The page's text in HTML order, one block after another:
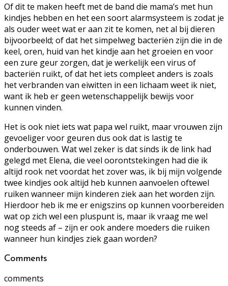
Of dit te maken heeft met de band die mama’s met hun
kindjes hebben en het een soort alarmsysteem is zodat je
als ouder weet wat er aan zit te komen, net al bij dieren
bijvoorbeeld; of dat het simpelweg bacteriën zijn die in de
keel, oren, huid van het kindje aan het groeien en voor
een zure geur zorgen, dat je werkelijk een virus of
bacteriën ruikt, of dat het iets compleet anders is zoals
het verbranden van eiwitten in een lichaam weet ik niet,
want ik heb er geen wetenschappelijk bewijs voor
kunnen vinden.
Het is ook niet iets wat papa wel ruikt, maar vrouwen zijn
gevoeliger voor geuren dus ook dat is lastig te
onderbouwen. Wat wel zeker is dat sinds ik de link had
gelegd met Elena, die veel oorontstekingen had die ik
altijd rook net voordat het zover was, ik bij mijn volgende
twee kindjes ook altijd heb kunnen aanvoelen oftewel
ruiken wanneer mijn kinderen ziek aan het worden zijn.
Hierdoor heb ik me er enigszins op kunnen voorbereiden
wat op zich wel een pluspunt is, maar ik vraag me wel
nog steeds af – zijn er ook andere moeders die ruiken
wanneer hun kindjes ziek gaan worden?
Comments
comments